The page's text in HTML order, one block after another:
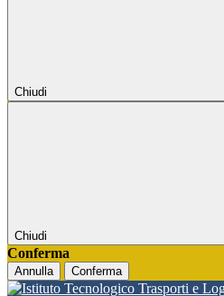
Chiudi
Chiudi
Conferma
Annulla Conferma